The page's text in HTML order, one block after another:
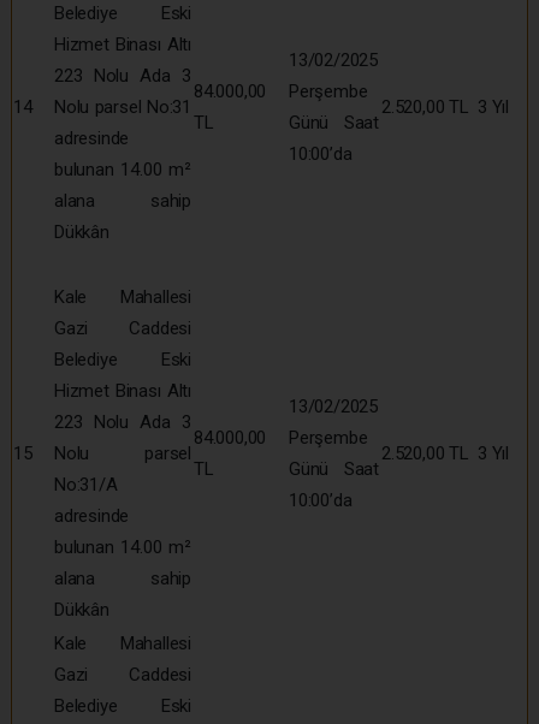
14
Belediye Eski
Hizmet Binası Altı
223 Nolu Ada 3
Nolu parsel No:31
adresinde
bulunan 14.00 m²
alana sahip
Dükkân
84.000,00
TL
13/02/2025
Perşembe
Günü Saat
10:00’da
2.520,00 TL 3 Yıl
15
Kale Mahallesi
Gazi Caddesi
Belediye Eski
Hizmet Binası Altı
223 Nolu Ada 3
Nolu parsel
No:31/A
adresinde
bulunan 14.00 m²
alana sahip
Dükkân
84.000,00
TL
13/02/2025
Perşembe
Günü Saat
10:00’da
2.520,00 TL 3 Yıl
Kale Mahallesi
Gazi Caddesi
Belediye Eski